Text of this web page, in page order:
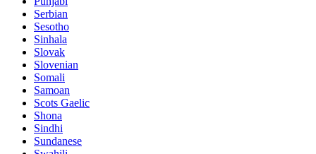
Serbian
Sesotho
Sinhala
Slovak
Slovenian
Somali
Samoan
Scots Gaelic
Shona
Sindhi
Sundanese